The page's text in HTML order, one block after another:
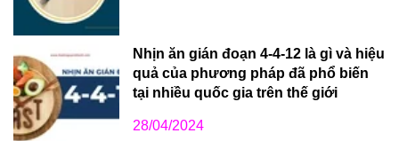
Nhịn ăn gián đoạn 4-4-12 là gì và hiệu
quả của phương pháp đã phổ biến
tại nhiều quốc gia trên thế giới
28/04/2024